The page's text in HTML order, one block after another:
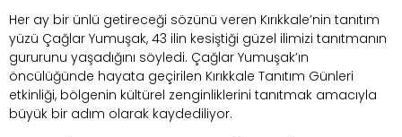
Her ay bir ünlü getireceği sözünü veren Kırıkkale’nin tanıtım
yüzü Çağlar Yumuşak, 43 ilin kesiştiği güzel ilimizi tanıtmanın
gururunu yaşadığını söyledi. Çağlar Yumuşak’ın
öncülüğünde hayata geçirilen Kırıkkale Tanıtım Günleri
etkinliği, bölgenin kültürel zenginliklerini tanıtmak amacıyla
büyük bir adım olarak kaydediliyor.